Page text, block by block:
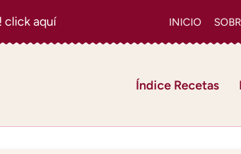
click aquí INICIO
Índice Recetas